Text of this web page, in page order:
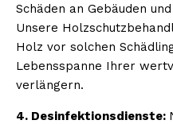
Schäden an Gebäuden
Unsere
Holz vor solchen
Lebensspanne Ihrer
verlängern.
4. Desinfektionsdienste: